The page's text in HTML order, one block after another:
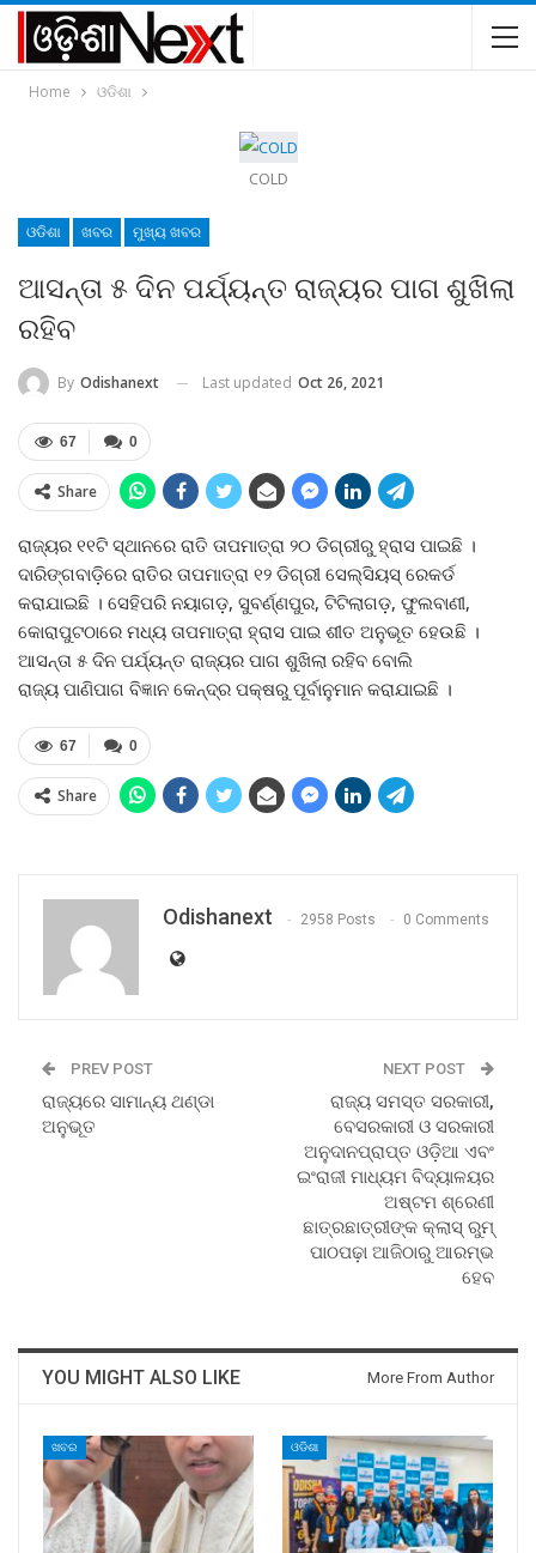
Home ଓଡିଶା
COLD
ଓଡିଶା ଖବର ମୁଖ୍ୟ ଖବର
ଆସନ୍ତା ୫ ଦିନ ପର୍ଯ୍ୟନ୍ତ ରାଜ୍ୟର ପାଗ ଶୁଖିଲା
ରହିବ
By Odishanext Last updated Oct 26, 2021
0
67
Share
ରାଜ୍ୟର ୧୧ଟି ସ୍ଥାନରେ ରାତି ତାପମାତ୍ରା ୨୦ ଡିଗ୍ରୀରୁ ହ୍ରାସ ପାଇଛି ।
ଦାରିଙ୍ଗବାଡ଼ିରେ ରାତିର ତାପମାତ୍ରା ୧୨ ଡିଗ୍ରୀ ସେଲ୍‍ସିୟସ୍‍ ରେକର୍ଡ
କରାଯାଇଛି । ସେହିପରି ନୟାଗଡ଼, ସୁବର୍ଣ୍ଣପୁର, ଟିଟିଲାଗଡ଼, ଫୁଲବାଣୀ,
କୋରାପୁଟଠାରେ ମଧ୍ୟ ତାପମାତ୍ରା ହ୍ରାସ ପାଇ ଶୀତ ଅନୁଭୂତ ହେଉଛି ।
ଆସନ୍ତା ୫ ଦିନ ପର୍ଯ୍ୟନ୍ତ ରାଜ୍ୟର ପାଗ ଶୁଖିଲା ରହିବ ବୋଲି
ରାଜ୍ୟ ପାଣିପାଗ ବିଜ୍ଞାନ କେନ୍ଦ୍ର ପକ୍ଷରୁ ପୂର୍ବାନୁମାନ କରାଯାଇଛି ।
0
67
Share
Odishanext 2958 Posts 0 Comments
PREV POST
ରାଜ୍ୟରେ ସାମାନ୍ୟ ଥଣ୍ଡା
ଅନୁଭୂତ
NEXT POST
ରାଜ୍ୟ ସମସ୍ତ ସରକାରୀ,
ବେସରକାରୀ ଓ ସରକାରୀ
ଅନୁଦାନପ୍ରାପ୍ତ ଓଡ଼ିଆ ଏବଂ
ଇଂରାଜୀ ମାଧ୍ୟମ ବିଦ୍ୟାଳୟର
ଅଷ୍ଟମ ଶ୍ରେଣୀ
ଛାତ୍ରଛାତ୍ରୀଙ୍କ କ୍ଲାସ୍‍ ରୁମ୍‍
ପାଠପଢ଼ା ଆଜିଠାରୁ ଆରମ୍ଭ
ହେବ
YOU MIGHT ALSO LIKE More From Author
ଖବର ଓଡିଶା